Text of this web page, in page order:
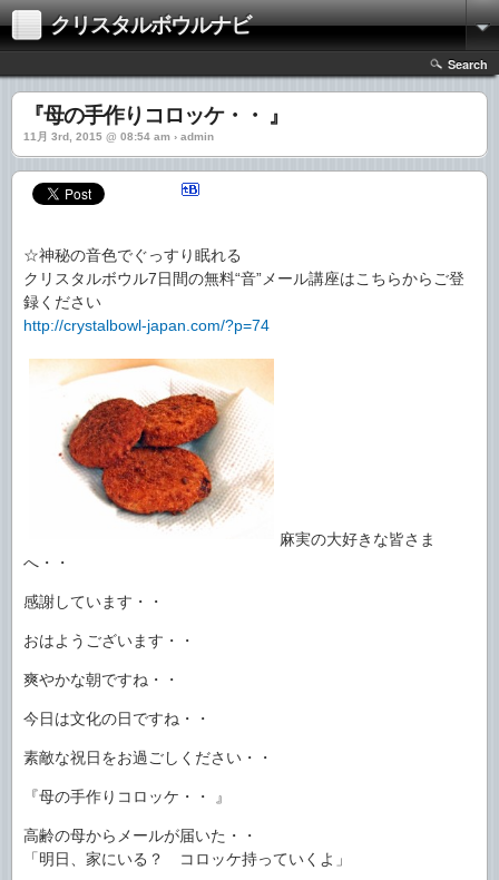
クリスタルボウルナビ
Search
『母の手作りコロッケ・・ 』
11月 3rd, 2015 @ 08:54 am › admin
☆神秘の音色でぐっすり眠れる
クリスタルボウル7日間の無料“音”メール講座はこちらからご登
録ください
http://crystalbowl-japan.com/?p=74
麻実の大好きな皆さま
へ・・
感謝しています・・
おはようございます・・
爽やかな朝ですね・・
今日は文化の日ですね・・
素敵な祝日をお過ごしください・・
『母の手作りコロッケ・・ 』
高齢の母からメールが届いた・・
「明日、家にいる？ コロッケ持っていくよ」